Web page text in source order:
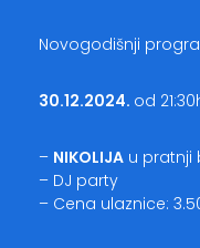
Novogodišnji
30.12.2024. od
– NIKOLIJA u pratnji
– DJ party
– Cena ulaznice: